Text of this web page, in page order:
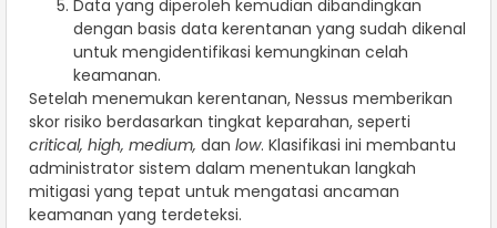
Data yang diperoleh kemudian dibandingkan
dengan basis data kerentanan yang sudah dikenal
untuk mengidentifikasi kemungkinan celah
keamanan.
Setelah menemukan kerentanan, Nessus memberikan
skor risiko berdasarkan tingkat keparahan, seperti
critical, high, medium, dan low. Klasifikasi ini membantu
administrator sistem dalam menentukan langkah
mitigasi yang tepat untuk mengatasi ancaman
keamanan yang terdeteksi.